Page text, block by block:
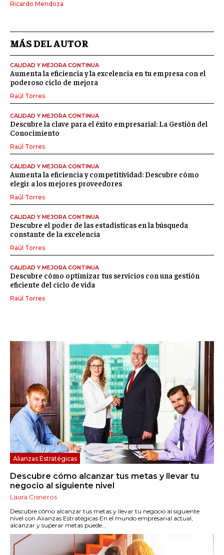
Alianzas Estratégicas
Descubre cómo alcanzar tus metas y llevar tu
negocio al siguiente nivel
Laura Cisneros
Descubre cómo alcanzar tus metas y llevar tu negocio al siguiente
nivel con Alianzas Estratégicas En el mundo empresarial actual,
alcanzar y superar metas puede...
Ricardo Mendoza
MÁS DEL AUTOR
CALIDAD Y MEJORA CONTINUA
Aumenta la eficiencia y la excelencia en tu empresa con el
poderoso ciclo de mejora
Raúl Torres
CALIDAD Y MEJORA CONTINUA
Descubre la clave para el éxito empresarial: La Gestión del
Conocimiento
Raúl Torres
CALIDAD Y MEJORA CONTINUA
Aumenta la eficiencia y competitividad: Descubre cómo
elegir a los mejores proveedores
Raúl Torres
CALIDAD Y MEJORA CONTINUA
Descubre el poder de las estadísticas en la búsqueda
constante de la excelencia
Raúl Torres
CALIDAD Y MEJORA CONTINUA
Descubre cómo optimizar tus servicios con una gestión
eficiente del ciclo de vida
Raúl Torres